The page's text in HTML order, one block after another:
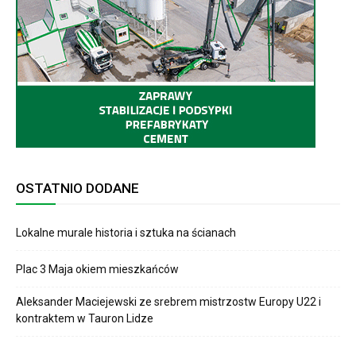
OSTATNIO DODANE
Lokalne murale historia i sztuka na ścianach
Plac 3 Maja okiem mieszkańców
Aleksander Maciejewski ze srebrem mistrzostw Europy U22 i
kontraktem w Tauron Lidze